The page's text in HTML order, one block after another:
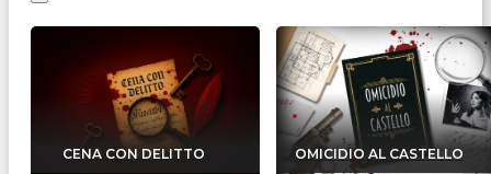
CENA CON DELITTO OMICIDIO AL CASTELLO